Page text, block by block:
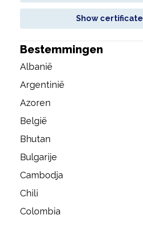
Show certificate
Bestemmingen
Albanië
Argentinië
Azoren
België
Bhutan
Bulgarije
Cambodja
Chili
Colombia